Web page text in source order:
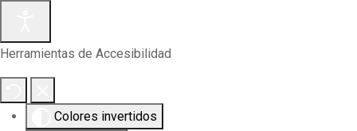
Herramientas de Accesibilidad
Colores invertidos